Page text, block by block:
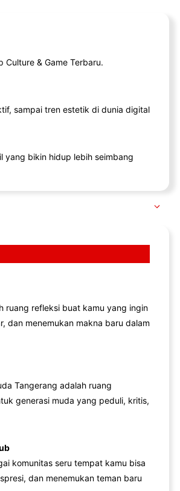
Culture & Game Terbaru.
sampai tren estetik di dunia digital
yang bikin hidup lebih seimbang
ruang refleksi buat kamu yang ingin
dan menemukan makna baru dalam
Tangerang adalah ruang
generasi muda yang peduli, kritis,
komunitas seru tempat kamu bisa
dan menemukan teman baru